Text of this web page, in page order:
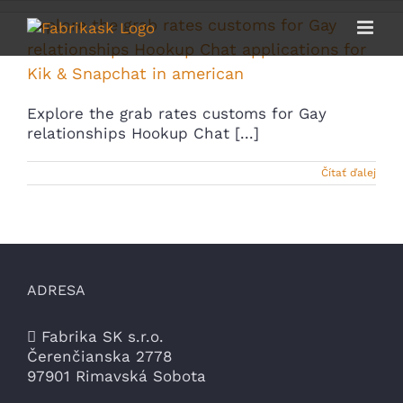
content
Explore the grab rates customs for Gay
relationships Hookup Chat applications for
Kik & Snapchat in american
Explore the grab rates customs for Gay
relationships Hookup Chat [...]
Čítať ďalej
ADRESA
Fabrika SK s.r.o.
Čerenčianska 2778
97901 Rimavská Sobota